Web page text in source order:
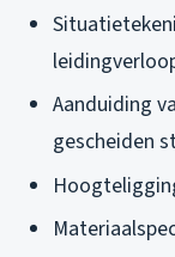
Aanduiding
gescheiden